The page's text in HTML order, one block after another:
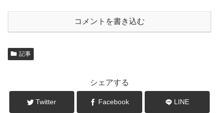
コメントを書き込む
記事
シェアする
Twitter Facebook LINE